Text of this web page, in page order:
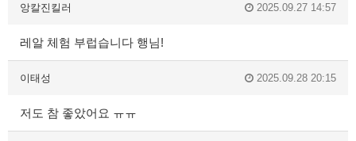
앙칼진킬러 2025.09.27 14:57
레알 체험 부럽습니다 행님!
이태성 2025.09.28 20:15
저도 참 좋았어요 ㅠㅠ